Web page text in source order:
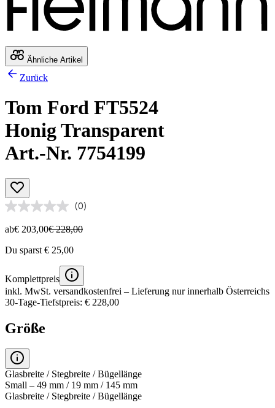
Ähnliche Artikel
Zurück
Tom Ford FT5524
Honig Transparent
Art.-Nr. 7754199
(0)
ab€ 203,00€ 228,00
Du sparst € 25,00
Komplettpreis
inkl. MwSt. versandkostenfrei – Lieferung nur innerhalb Österreichs
30-Tage-Tiefstpreis: € 228,00
Größe
Glasbreite / Stegbreite / Bügellänge
Small – 49 mm / 19 mm / 145 mm
Glasbreite / Stegbreite / Bügellänge